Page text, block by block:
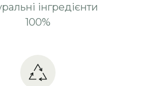
інгредієнти
100%